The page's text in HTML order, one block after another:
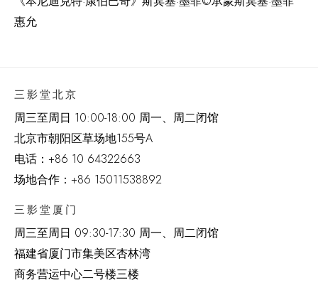
惠允
三影堂北京
周三至周日 10:00-18:00 周一、周二闭馆
北京市朝阳区草场地155号A
电话： +86 10 64322663
场地合作：+86 15011538892
三影堂厦门
周三至周日 09:30-17:30 周一、周二闭馆
福建省厦门市集美区杏林湾
商务营运中心二号楼三楼